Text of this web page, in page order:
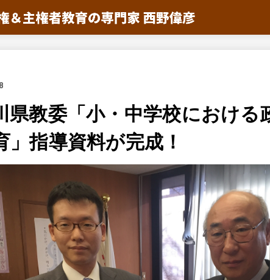
県教委「小・中学校における
」指導資料が完成！